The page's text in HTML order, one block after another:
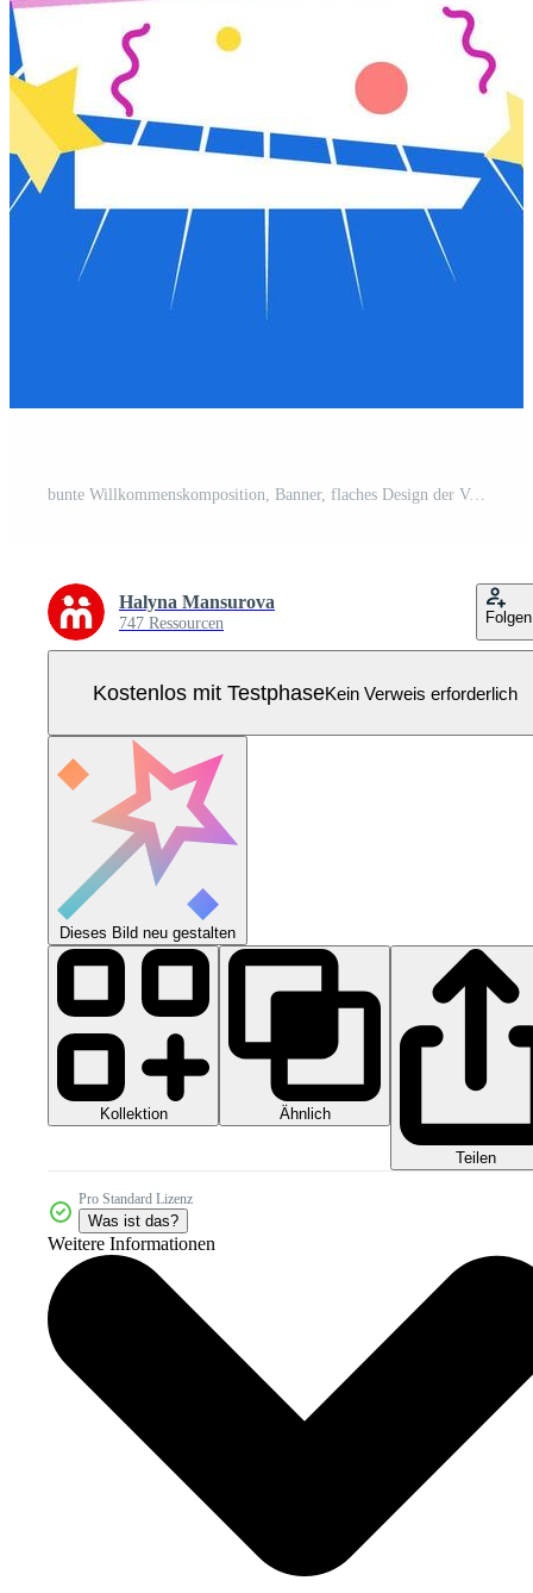
bunte Willkommenskomposition, Banner, flaches Design der Vorlage. feiergrußvorlage für urlaub, einladung, banner, poster. Pro Vektor
Halyna Mansurova
747 Ressourcen Folgen
Kostenlos mit TestphaseKein Verweis erforderlich
Dieses Bild neu gestalten
Kollektion Ähnlich
Teilen
Pro Standard Lizenz
Was ist das?
Weitere Informationen